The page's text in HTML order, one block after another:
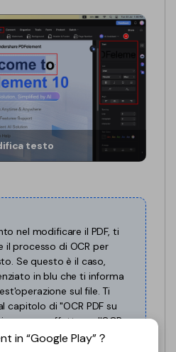
AI
AI
testo
nel modificare il PDF, ti
il processo di OCR per
Se questo è il caso,
in blu che ti informa
sul file. Ti
capitolo di "OCR PDF su
su come effettuare l'OCR
file PDF scansionato.
in “Google Play”？